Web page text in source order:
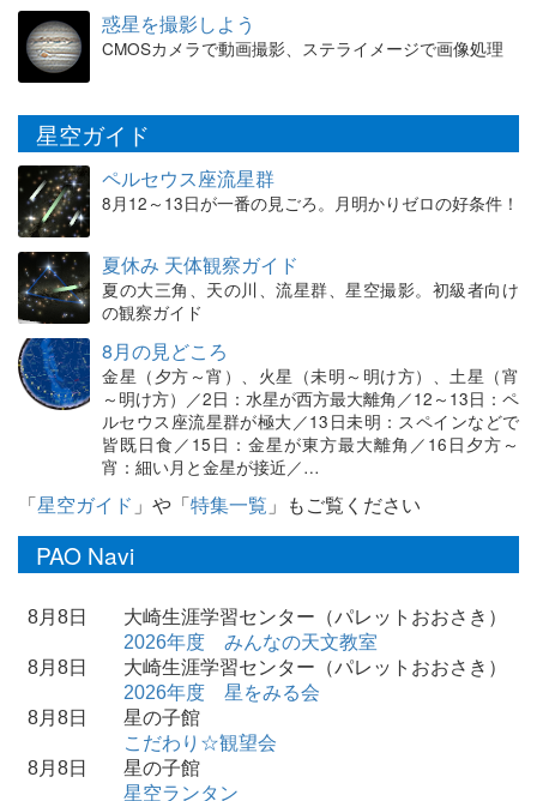
惑星を撮影しよう
CMOSカメラで動画撮影、ステライメージで画像処理
星空ガイド
ペルセウス座流星群
8月12～13日が一番の見ごろ。月明かりゼロの好条件！
夏休み 天体観察ガイド
夏の大三角、天の川、流星群、星空撮影。初級者向け
の観察ガイド
8月の見どころ
金星（夕方～宵）、火星（未明～明け方）、土星（宵
～明け方）／2日：水星が西方最大離角／12～13日：ペ
ルセウス座流星群が極大／13日未明：スペインなどで
皆既日食／15日：金星が東方最大離角／16日夕方～
宵：細い月と金星が接近／…
「星空ガイド 」や「特集一覧 」もご覧ください
PAO Navi